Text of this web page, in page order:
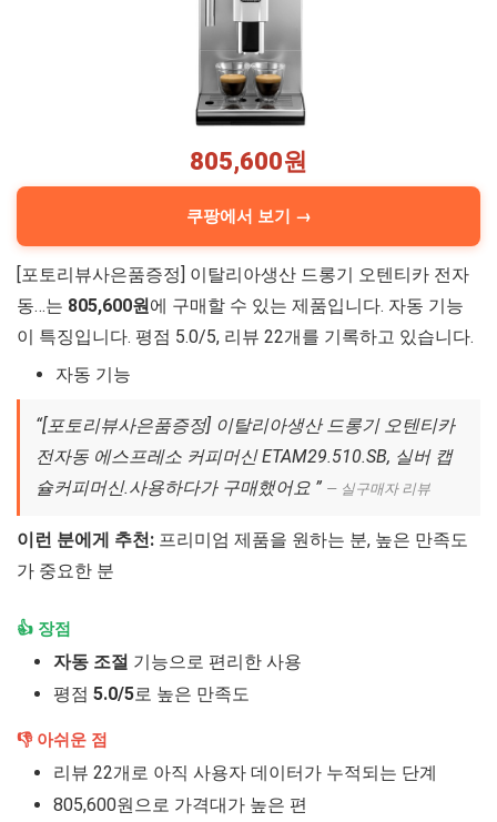
805,600원
쿠팡에서 보기 →
[포토리뷰사은품증정] 이탈리아생산 드롱기 오텐티카 전자
동…는 805,600원에 구매할 수 있는 제품입니다. 자동 기능
이 특징입니다. 평점 5.0/5, 리뷰 22개를 기록하고 있습니다.
자동 기능
“[포토리뷰사은품증정] 이탈리아생산 드롱기 오텐티카
전자동 에스프레소 커피머신 ETAM29.510.SB, 실버 캡
슐커피머신.사용하다가 구매했어요 ” — 실구매자 리뷰
이런 분에게 추천: 프리미엄 제품을 원하는 분, 높은 만족도
가 중요한 분
👍 장점
자동 조절 기능으로 편리한 사용
평점 5.0/5로 높은 만족도
👎 아쉬운 점
리뷰 22개로 아직 사용자 데이터가 누적되는 단계
805,600원으로 가격대가 높은 편